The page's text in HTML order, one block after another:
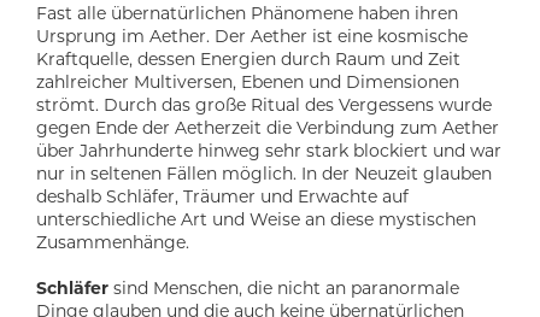
Fast alle übernatürlichen Phänomene haben ihren
Ursprung im Aether. Der Aether ist eine kosmische
Kraftquelle, dessen Energien durch Raum und Zeit
zahlreicher Multiversen, Ebenen und Dimensionen
strömt. Durch das große Ritual des Vergessens wurde
gegen Ende der Aetherzeit die Verbindung zum Aether
über Jahrhunderte hinweg sehr stark blockiert und war
nur in seltenen Fällen möglich. In der Neuzeit glauben
deshalb Schläfer, Träumer und Erwachte auf
unterschiedliche Art und Weise an diese mystischen
Zusammenhänge.
Schläfer sind Menschen, die nicht an paranormale
Dinge glauben und die auch keine übernatürlichen